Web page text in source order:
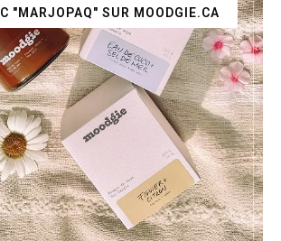
"MARJOPAQ" SUR MOODGIE.CA